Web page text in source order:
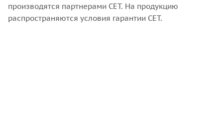
производятся партнерами CET. На продукцию
распространяются условия гарантии CET.